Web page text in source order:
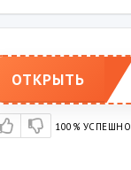
ОТКРЫТЬ
100% УСПЕШНО